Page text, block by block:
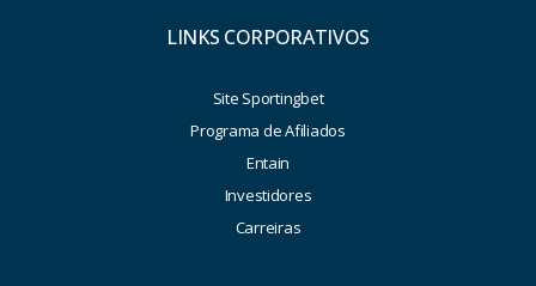
LINKS CORPORATIVOS
Site Sportingbet
Programa de Afiliados
Entain
Investidores
Carreiras